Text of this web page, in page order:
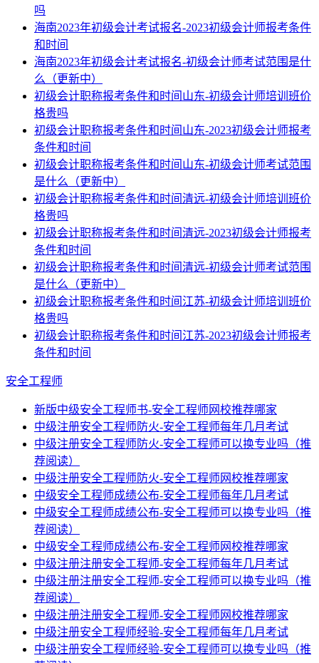
吗
海南2023年初级会计考试报名-2023初级会计师报考条件
和时间
海南2023年初级会计考试报名-初级会计师考试范围是什
么（更新中）
初级会计职称报考条件和时间山东-初级会计师培训班价
格贵吗
初级会计职称报考条件和时间山东-2023初级会计师报考
条件和时间
初级会计职称报考条件和时间山东-初级会计师考试范围
是什么（更新中）
初级会计职称报考条件和时间清远-初级会计师培训班价
格贵吗
初级会计职称报考条件和时间清远-2023初级会计师报考
条件和时间
初级会计职称报考条件和时间清远-初级会计师考试范围
是什么（更新中）
初级会计职称报考条件和时间江苏-初级会计师培训班价
格贵吗
初级会计职称报考条件和时间江苏-2023初级会计师报考
条件和时间
安全工程师
新版中级安全工程师书-安全工程师网校推荐哪家
中级注册安全工程师防火-安全工程师每年几月考试
中级注册安全工程师防火-安全工程师可以换专业吗（推
荐阅读）
中级注册安全工程师防火-安全工程师网校推荐哪家
中级安全工程师成绩公布-安全工程师每年几月考试
中级安全工程师成绩公布-安全工程师可以换专业吗（推
荐阅读）
中级安全工程师成绩公布-安全工程师网校推荐哪家
中级注册注册安全工程师-安全工程师每年几月考试
中级注册注册安全工程师-安全工程师可以换专业吗（推
荐阅读）
中级注册注册安全工程师-安全工程师网校推荐哪家
中级注册安全工程师经验-安全工程师每年几月考试
中级注册安全工程师经验-安全工程师可以换专业吗（推